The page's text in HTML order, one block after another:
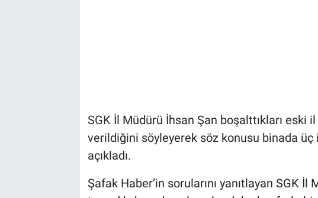
SGK İl Müdürü İhsan Şan boşalttıkları eski
verildiğini söyleyerek söz konusu binada üç
açıkladı.
Şafak Haber’in sorularını yanıtlayan SGK İl